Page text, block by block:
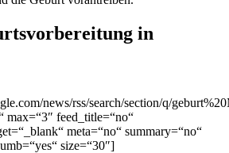
in
news/rss/search/section/q/
feed_title=“no“
meta=“no“ summary=“no“
size=“30″]